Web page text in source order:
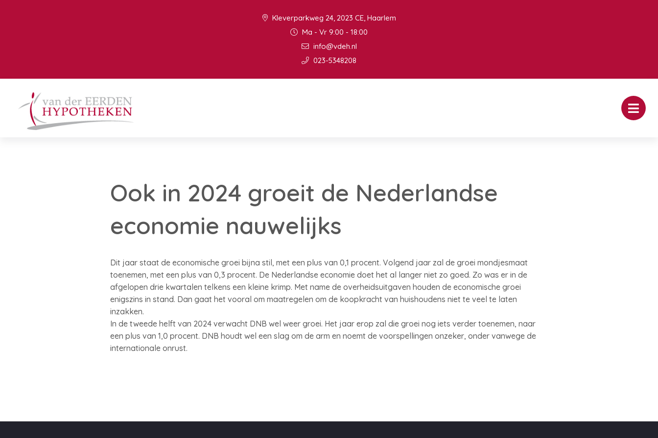
Kleverparkweg 24, 2023 CE, Haarlem
Ma - Vr 9:00 - 18:00
info@vdeh.nl
023-5348208
Ook in 2024 groeit de Nederlandse
economie nauwelijks
Dit jaar staat de economische groei bijna stil, met een plus van 0,1 procent. Volgend jaar zal de groei mondjesmaat
toenemen, met een plus van 0,3 procent. De Nederlandse economie doet het al langer niet zo goed. Zo was er in de
afgelopen drie kwartalen telkens een kleine krimp. Met name de overheidsuitgaven houden de economische groei
enigszins in stand. Dan gaat het vooral om maatregelen om de koopkracht van huishoudens niet te veel te laten
inzakken.
In de tweede helft van 2024 verwacht DNB wel weer groei. Het jaar erop zal die groei nog iets verder toenemen, naar
een plus van 1,0 procent. DNB houdt wel een slag om de arm en noemt de voorspellingen onzeker, onder vanwege de
internationale onrust.